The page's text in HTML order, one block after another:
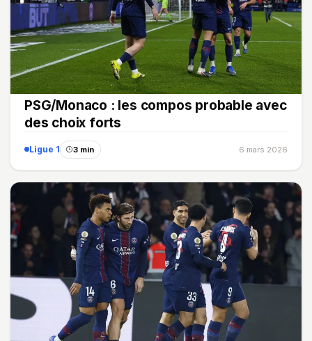
PSG/Monaco : les compos probable avec
des choix forts
Ligue 1 3 min 6 mars 2026